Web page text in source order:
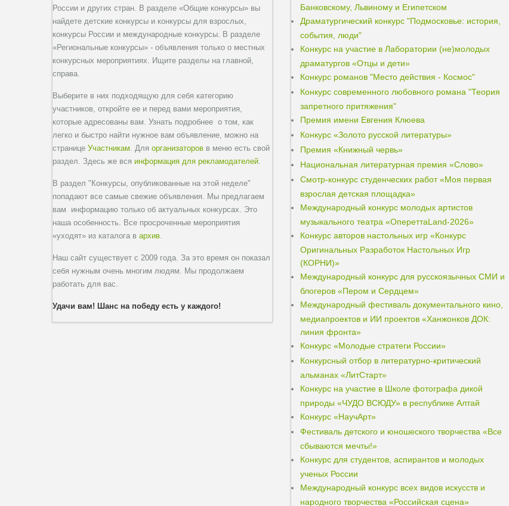
России и других стран. В разделе «Общие конкурсы» вы
найдете детские конкурсы и конкурсы для взрослых,
конкурсы России и международные конкурсы. В разделе
«Региональные конкурсы» - объявления только о местных
конкурсных мероприятиях. Ищите разделы на главной,
справа.
Выберите в них подходящую для себя категорию
участников, откройте ее и перед вами мероприятия,
которые адресованы вам. Узнать подробнее о том, как
легко и быстро найти нужное вам объявление, можно на
странице Участникам. Для организаторов в меню есть свой
раздел. Здесь же вся информация для рекламодателей.
В раздел "Конкурсы, опубликованные на этой неделе"
попадают все самые свежие объявления. Мы предлагаем
вам информацию только об актуальных конкурсах. Это
наша особенность. Все просроченные мероприятия
«уходят» из каталога в архив.
Наш сайт существует с 2009 года. За это время он показал
себя нужным очень многим людям. Мы продолжаем
работать для вас.
Удачи вам! Шанс на победу есть у каждого!
Банковскому, Львиному и Египетском
Драматургический конкурс "Подмосковье: история,
события, люди"
Конкурс на участие в Лаборатории (не)молодых
драматургов «Отцы и дети»
Конкурс романов "Место действия - Космос"
Конкурс современного любовного романа "Теория
запретного притяжения"
Премия имени Евгения Клюева
Конкурс «Золото русской литературы»
Премия «Книжный червь»
Национальная литературная премия «Слово»
Смотр-конкурс студенческих работ «Моя первая
взрослая детская площадка»
Международный конкурс молодых артистов
музыкального театра «ОпереттаLand-2026»
Конкурс авторов настольных игр «Конкурс
Оригинальных Разработок Настольных Игр
(КОРНИ)»
Международный конкурс для русскоязычных СМИ и
блогеров «Пером и Сердцем»
Международный фестиваль документального кино,
медиапроектов и ИИ проектов «Ханжонков ДОК:
линия фронта»
Конкурс «Молодые стратеги России»
Конкурсный отбор в литературно-критический
альманах «ЛитСтарт»
Конкурс на участие в Школе фотографа дикой
природы «ЧУДО ВСЮДУ» в республике Алтай
Конкурс «НаучАрт»
Фестиваль детского и юношеского творчества «Все
сбываются мечты!»
Конкурс для студентов, аспирантов и молодых
ученых России
Международный конкурс всех видов искусств и
народного творчества «Российская сцена»